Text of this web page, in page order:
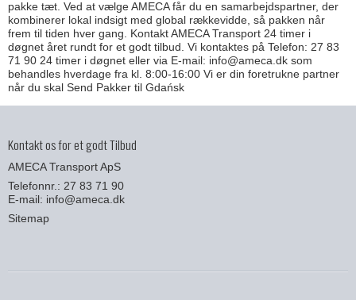
pakke tæt. Ved at vælge AMECA får du en samarbejdspartner, der
kombinerer lokal indsigt med global rækkevidde, så pakken når
frem til tiden hver gang. Kontakt AMECA Transport 24 timer i
døgnet året rundt for et godt tilbud. Vi kontaktes på Telefon: 27 83
71 90 24 timer i døgnet eller via E-mail: info@ameca.dk som
behandles hverdage fra kl. 8:00-16:00 Vi er din foretrukne partner
når du skal Send Pakker til Gdańsk
Kontakt os for et godt Tilbud
AMECA Transport ApS
Telefonnr.: 27 83 71 90
E-mail: info@ameca.dk
Sitemap